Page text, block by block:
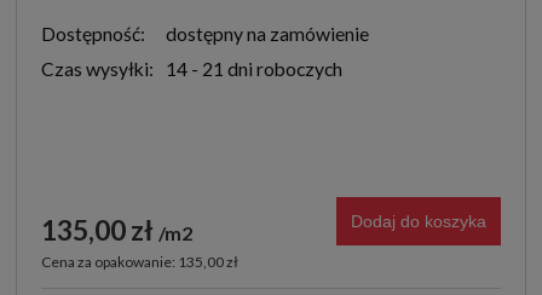
Dostępność:
dostępny na zamówienie
Czas wysyłki:
14 - 21 dni roboczych
135,00 zł m2
Cena za opakowanie: 135,00 zł
Dodaj do koszyka